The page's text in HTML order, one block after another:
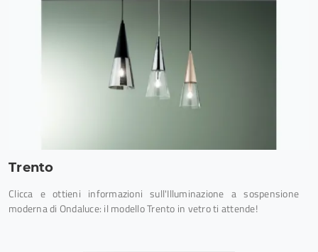
Trento
Clicca e ottieni informazioni sull'Illuminazione a sospensione
moderna di Ondaluce: il modello Trento in vetro ti attende!